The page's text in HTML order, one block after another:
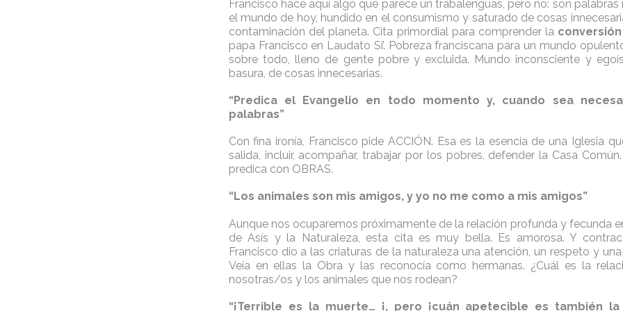
Francisco hace aquí algo que parece un trabalenguas, pero no: son
el mundo de hoy, hundido en el consumismo y saturado de cosas
contaminación del planeta. Cita primordial para comprender la conversión
papa Francisco en Laudato Si’. Pobreza franciscana para un mundo
sobre todo, lleno de gente pobre y excluida. Mundo inconsciente y
basura, de cosas innecesarias.
“Predica el Evangelio en todo momento y, cuando sea
palabras”
Con fina ironía, Francisco pide ACCIÓN. Esa es la esencia de una Iglesia
salida, incluir, acompañar, trabajar por los pobres, defender la Casa
predica con OBRAS.
“Los animales son mis amigos, y yo no me como a mis amigos”
Aunque nos ocuparemos próximamente de la relación profunda y fecunda
de Asís y la Naturaleza, esta cita es muy bella. Es amorosa. Y
Francisco dio a las criaturas de la naturaleza una atención, un respeto y
Veía en ellas la Obra y las reconocía como hermanas. ¿Cuál es la
nosotras/os y los animales que nos rodean?
“¡Terrible es la muerte… ¡, pero ¡cuán apetecible es también